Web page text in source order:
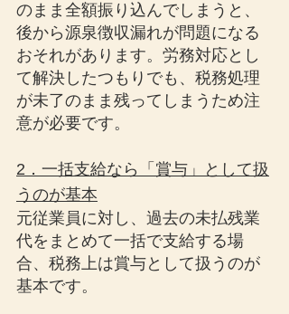
のまま全額振り込んでしまうと、
後から源泉徴収漏れが問題になる
おそれがあります。労務対応とし
て解決したつもりでも、税務処理
が未了のまま残ってしまうため注
意が必要です。
2．一括支給なら「賞与」として扱
うのが基本
元従業員に対し、過去の未払残業
代をまとめて一括で支給する場
合、税務上は賞与として扱うのが
基本です。